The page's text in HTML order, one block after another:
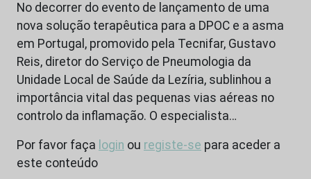
No decorrer do evento de lançamento de uma
nova solução terapêutica para a DPOC e a asma
em Portugal, promovido pela Tecnifar, Gustavo
Reis, diretor do Serviço de Pneumologia da
Unidade Local de Saúde da Lezíria, sublinhou a
importância vital das pequenas vias aéreas no
controlo da inflamação. O especialista…
Por favor faça login ou registe-se para aceder a
este conteúdo